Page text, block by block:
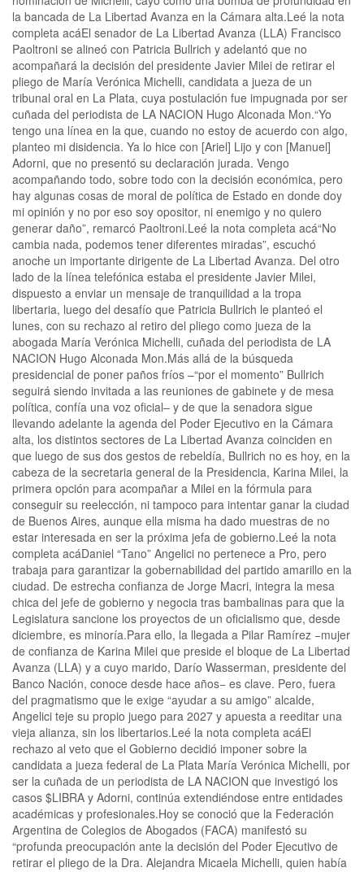
la bancada de La Libertad Avanza en la Cámara alta.Leé la nota
completa acáEl senador de La Libertad Avanza (LLA) Francisco
Paoltroni se alineó con Patricia Bullrich y adelantó que no
acompañará la decisión del presidente Javier Milei de retirar el
pliego de María Verónica Michelli, candidata a jueza de un
tribunal oral en La Plata, cuya postulación fue impugnada por ser
cuñada del periodista de LA NACION Hugo Alconada Mon.“Yo
tengo una línea en la que, cuando no estoy de acuerdo con algo,
planteo mi disidencia. Ya lo hice con [Ariel] Lijo y con [Manuel]
Adorni, que no presentó su declaración jurada. Vengo
acompañando todo, sobre todo con la decisión económica, pero
hay algunas cosas de moral de política de Estado en donde doy
mi opinión y no por eso soy opositor, ni enemigo y no quiero
generar daño”, remarcó Paoltroni.Leé la nota completa acá“No
cambia nada, podemos tener diferentes miradas”, escuchó
anoche un importante dirigente de La Libertad Avanza. Del otro
lado de la línea telefónica estaba el presidente Javier Milei,
dispuesto a enviar un mensaje de tranquilidad a la tropa
libertaria, luego del desafío que Patricia Bullrich le planteó el
lunes, con su rechazo al retiro del pliego como jueza de la
abogada María Verónica Michelli, cuñada del periodista de LA
NACION Hugo Alconada Mon.Más allá de la búsqueda
presidencial de poner paños fríos –“por el momento” Bullrich
seguirá siendo invitada a las reuniones de gabinete y de mesa
política, confía una voz oficial– y de que la senadora sigue
llevando adelante la agenda del Poder Ejecutivo en la Cámara
alta, los distintos sectores de La Libertad Avanza coinciden en
que luego de sus dos gestos de rebeldía, Bullrich no es hoy, en la
cabeza de la secretaria general de la Presidencia, Karina Milei, la
primera opción para acompañar a Milei en la fórmula para
conseguir su reelección, ni tampoco para intentar ganar la ciudad
de Buenos Aires, aunque ella misma ha dado muestras de no
estar interesada en ser la próxima jefa de gobierno.Leé la nota
completa acáDaniel “Tano” Angelici no pertenece a Pro, pero
trabaja para garantizar la gobernabilidad del partido amarillo en la
ciudad. De estrecha confianza de Jorge Macri, integra la mesa
chica del jefe de gobierno y negocia tras bambalinas para que la
Legislatura sancione los proyectos de un oficialismo que, desde
diciembre, es minoría.Para ello, la llegada a Pilar Ramírez −mujer
de confianza de Karina Milei que preside el bloque de La Libertad
Avanza (LLA) y a cuyo marido, Darío Wasserman, presidente del
Banco Nación, conoce desde hace años− es clave. Pero, fuera
del pragmatismo que le exige “ayudar a su amigo” alcalde,
Angelici teje su propio juego para 2027 y apuesta a reeditar una
vieja alianza, sin los libertarios.Leé la nota completa acáEl
rechazo al veto que el Gobierno decidió imponer sobre la
candidata a jueza federal de La Plata María Verónica Michelli, por
ser la cuñada de un periodista de LA NACION que investigó los
casos $LIBRA y Adorni, continúa extendiéndose entre entidades
académicas y profesionales.Hoy se conoció que la Federación
Argentina de Colegios de Abogados (FACA) manifestó su
“profunda preocupación ante la decisión del Poder Ejecutivo de
retirar el pliego de la Dra. Alejandra Micaela Michelli, quien había